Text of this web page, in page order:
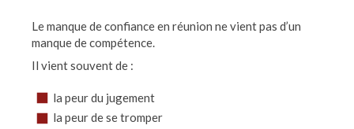
Le manque de confiance en réunion ne vient pas d’un
manque de compétence.
Il vient souvent de :
la peur du jugement
la peur de se tromper